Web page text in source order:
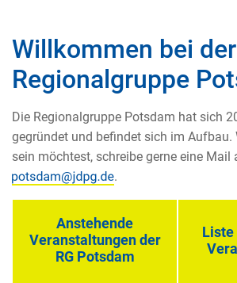
Willkommen bei
Regionalgruppe
Die Regionalgruppe Potsdam hat sich
gegründet und befindet sich im Aufbau.
sein möchtest, schreibe gerne eine Mail
.
Anstehende
Veranstaltungen der
RG Potsdam
Liste